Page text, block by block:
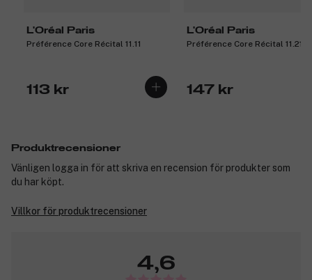
L'Oréal Paris
Préférence Core Récital 11.11
113 kr
L'Oréal Paris
Préférence Core Récital 11.21
147 kr
Produktrecensioner
Vänligen logga in för att skriva en recension för produkter som
du har köpt.
Villkor för produktrecensioner
4,6